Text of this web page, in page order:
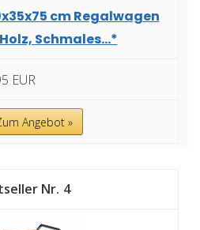
cm Regalwagen
Schmales...*
EUR
Angebot »
4